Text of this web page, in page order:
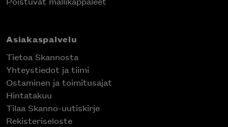
Asiakaspalvelu
Tietoa Skannosta
Yhteystiedot ja tiimi
Ostaminen ja toimitusajat
Hintatakuu
Tilaa Skanno-uutiskirje
Rekisteriseloste